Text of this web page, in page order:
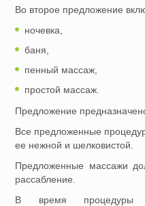
Во второе предложение
ночевка,
баня,
пенный массаж,
простой массаж.
Предложение
Все предложенные
ее нежной и шелковистой.
Предложенные массажи
рассабление.
В время процедуры